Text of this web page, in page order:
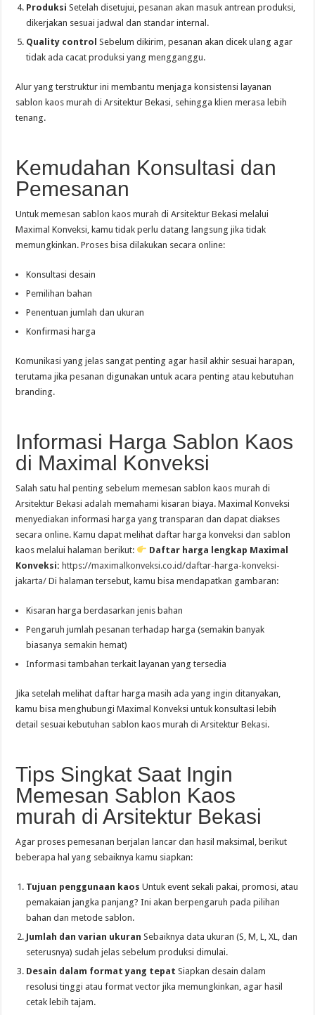
Produksi Setelah disetujui, pesanan akan masuk antrean produksi,
dikerjakan sesuai jadwal dan standar internal.
Quality control Sebelum dikirim, pesanan akan dicek ulang agar
tidak ada cacat produksi yang mengganggu.
Alur yang terstruktur ini membantu menjaga konsistensi layanan
sablon kaos murah di Arsitektur Bekasi, sehingga klien merasa lebih
tenang.
Kemudahan Konsultasi dan
Pemesanan
Untuk memesan sablon kaos murah di Arsitektur Bekasi melalui
Maximal Konveksi, kamu tidak perlu datang langsung jika tidak
memungkinkan. Proses bisa dilakukan secara online:
Konsultasi desain
Pemilihan bahan
Penentuan jumlah dan ukuran
Konfirmasi harga
Komunikasi yang jelas sangat penting agar hasil akhir sesuai harapan,
terutama jika pesanan digunakan untuk acara penting atau kebutuhan
branding.
Informasi Harga Sablon Kaos
di Maximal Konveksi
Salah satu hal penting sebelum memesan sablon kaos murah di
Arsitektur Bekasi adalah memahami kisaran biaya. Maximal Konveksi
menyediakan informasi harga yang transparan dan dapat diakses
secara online. Kamu dapat melihat daftar harga konveksi dan sablon
kaos melalui halaman berikut:
Daftar harga lengkap Maximal
Konveksi: https://maximalkonveksi.co.id/daftar-harga-konveksi-
jakarta/ Di halaman tersebut, kamu bisa mendapatkan gambaran:
Kisaran harga berdasarkan jenis bahan
Pengaruh jumlah pesanan terhadap harga (semakin banyak
biasanya semakin hemat)
Informasi tambahan terkait layanan yang tersedia
Jika setelah melihat daftar harga masih ada yang ingin ditanyakan,
kamu bisa menghubungi Maximal Konveksi untuk konsultasi lebih
detail sesuai kebutuhan sablon kaos murah di Arsitektur Bekasi.
Tips Singkat Saat Ingin
Memesan Sablon Kaos
murah di Arsitektur Bekasi
Agar proses pemesanan berjalan lancar dan hasil maksimal, berikut
beberapa hal yang sebaiknya kamu siapkan:
Tujuan penggunaan kaos Untuk event sekali pakai, promosi, atau
pemakaian jangka panjang? Ini akan berpengaruh pada pilihan
bahan dan metode sablon.
Jumlah dan varian ukuran Sebaiknya data ukuran (S, M, L, XL, dan
seterusnya) sudah jelas sebelum produksi dimulai.
Desain dalam format yang tepat Siapkan desain dalam
resolusi tinggi atau format vector jika memungkinkan, agar hasil
cetak lebih tajam.